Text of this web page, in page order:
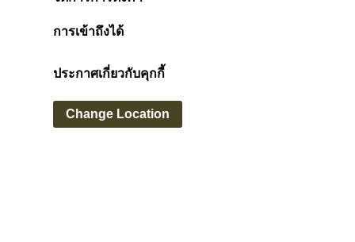
การเข้าถึงได้
ประกาศเกี่ยวกับคุกกี้
Change Location